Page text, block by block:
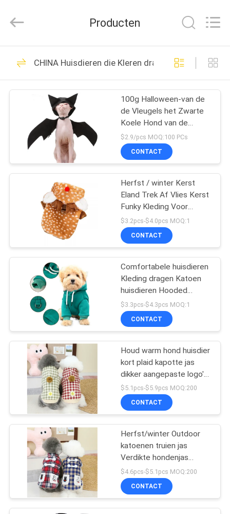
HUIS
PRODUCTEN
ONGEVEER
ONS
FABRIEKSREIS
CONTACTEER
VERZOEK
CITAAT
BLOG/NEWS
SITEMAP
PRIVACY
POLICY
Co.Ltd.
Intrekbare
Huisdierenleiband
86
De Leiband van de
huisdierenuitrusting
87
De gemakkelijke
Leiband van de
Ganghond
39
De Kabel van de
huisdierentractie
42
Producten
CHINA Huisdieren die Kleren dragen
100g Halloween-van de
de Vleugels het Zwarte
Koele Hond van de
Huisdierenknuppel
Kostuum van Cat Bat Hat
Disguise Pet
$2.9/pcs MOQ:100 PCs
CONTACT
Herfst / winter Kerst
Eland Trek Af Vlies Kerst
Funky Kleding Voor
Huisdieren
$3.2pcs-$4.0pcs MOQ:1
CONTACT
Comfortabele huisdieren
Kleding dragen Katoen
huisdieren Hooded
Sweatshirt S - XL
$3.3pcs-$4.3pcs MOQ:1
CONTACT
Houd warm hond huisdier
kort plaid kapotte jas
dikker aangepaste logo's
huisdier kleding
$5.1pcs-$5.9pcs MOQ:200
CONTACT
Herfst/winter Outdoor
katoenen truien jas
Verdikte hondenjas
kleding
$4.6pcs-$5.1pcs MOQ:200
CONTACT